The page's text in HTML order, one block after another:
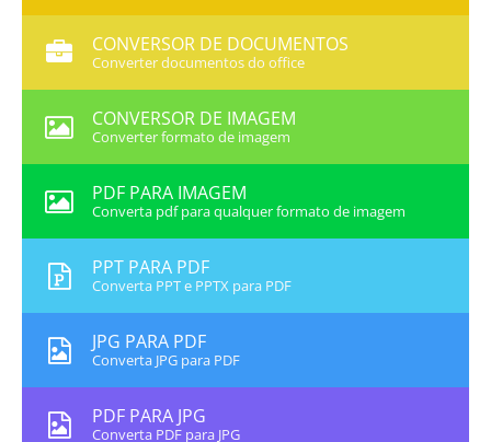
CONVERSOR DE DOCUMENTOS
Converter documentos do office
CONVERSOR DE IMAGEM
Converter formato de imagem
PDF PARA IMAGEM
Converta pdf para qualquer formato de imagem
PPT PARA PDF
Converta PPT e PPTX para PDF
JPG PARA PDF
Converta JPG para PDF
PDF PARA JPG
Converta PDF para JPG